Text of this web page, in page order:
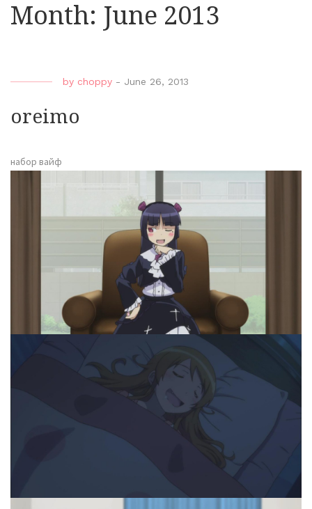
Month: June 2013
by choppy - June 26, 2013
oreimo
набор вайф